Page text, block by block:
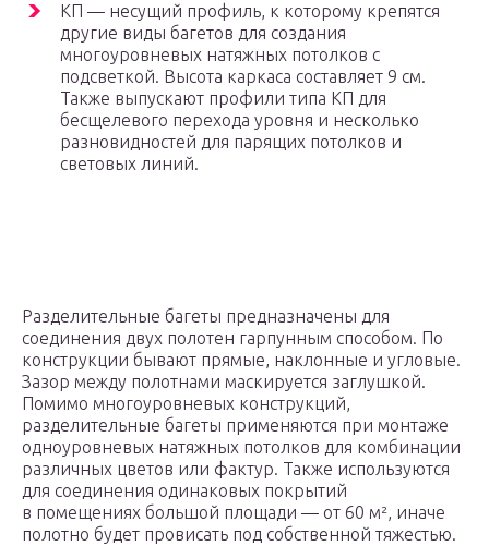
КП — несущий профиль, к которому крепятся
другие виды багетов для создания
многоуровневых натяжных потолков с
подсветкой. Высота каркаса составляет 9 см.
Также выпускают профили типа КП для
бесщелевого перехода уровня и несколько
разновидностей для парящих потолков и
световых линий.
Разделительные багеты предназначены для
соединения двух полотен гарпунным способом. По
конструкции бывают прямые, наклонные и угловые.
Зазор между полотнами маскируется заглушкой.
Помимо многоуровневых конструкций,
разделительные багеты применяются при монтаже
одноуровневых натяжных потолков для комбинации
различных цветов или фактур. Также используются
для соединения одинаковых покрытий
в помещениях большой площади — от 60 м², иначе
полотно будет провисать под собственной тяжестью.